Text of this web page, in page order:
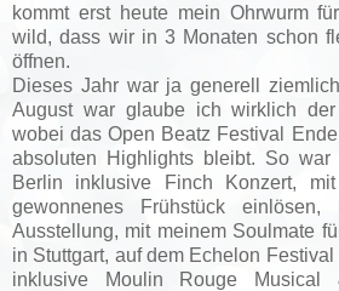
kommt erst heute mein Ohrwurm
wild, dass wir in 3 Monaten schon
öffnen.
Dieses Jahr war ja generell
August war glaube ich wirklich der
wobei das Open Beatz Festival
absoluten Highlights bleibt. So
Berlin inklusive Finch Konzert,
gewonnenes Frühstück
Ausstellung, mit meinem Soulmate
in Stuttgart, auf dem Echelon
inklusive Moulin Rouge Musical